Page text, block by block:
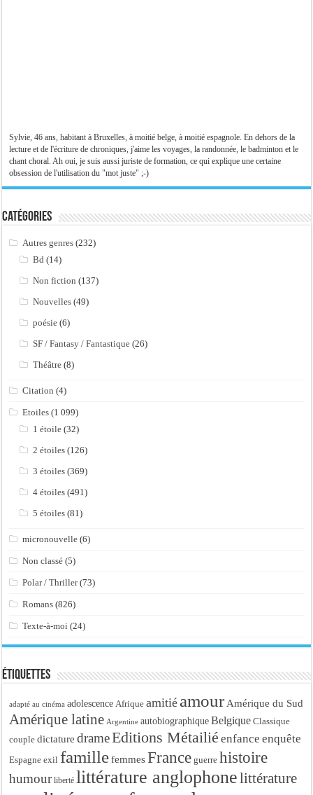
Sylvie, 46 ans, habitant à Bruxelles, à moitié belge, à moitié espagnole. En dehors de la
lecture et de l'écriture de chroniques, j'aime les voyages, la randonnée, le badminton et le
chant choral. Ah oui, je suis aussi juriste de formation, ce qui explique une certaine
obsession de l'utilisation du "mot juste" ;-)
Catégories
Autres genres (232)
Bd (14)
Non fiction (137)
Nouvelles (49)
poésie (6)
SF / Fantasy / Fantastique (26)
Théâtre (8)
Citation (4)
Etoiles (1 099)
1 étoile (32)
2 étoiles (126)
3 étoiles (369)
4 étoiles (491)
5 étoiles (81)
micronouvelle (6)
Non classé (5)
Polar / Thriller(73)
Romans (826)
Texte-à-moi (24)
Étiquettes
adapté au cinéma adolescence Afrique amitié amour Amérique du Sud
Amérique latine Argentine autobiographique Belgique Classique
couple dictature drameEditions Métailié enfance enquête
Espagne exil famille femmes France guerre histoire
humour liberté littérature anglophonelittérature